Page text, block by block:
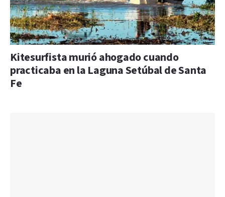
Kitesurfista murió ahogado cuando
practicaba en la Laguna Setúbal de Santa
Fe